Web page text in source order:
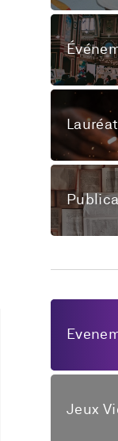
Jeux